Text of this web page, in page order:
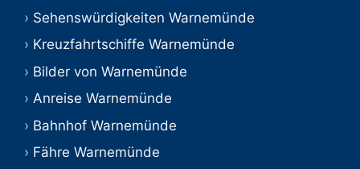
Sehenswürdigkeiten Warnemünde
Kreuzfahrtschiffe Warnemünde
Bilder von Warnemünde
Anreise Warnemünde
Bahnhof Warnemünde
Fähre Warnemünde